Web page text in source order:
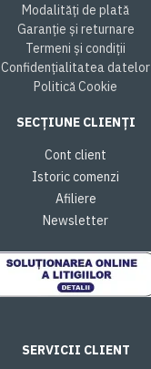
Modalități de plată
Garanție și returnare
Termeni și condiții
Confidențialitatea datelor
Politică Cookie
SECȚIUNE CLIENȚI
Cont client
Istoric comenzi
Afiliere
Newsletter
SERVICII CLIENT